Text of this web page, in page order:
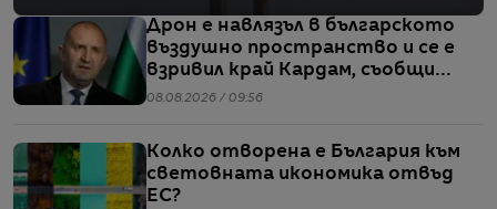
Дрон е навлязъл в българското
въздушно пространство и се е
взривил край Кардам, съобщи
Радев
08.08.2026 / 09:56
Колко отворена е България към
световната икономика отвъд
ЕС?